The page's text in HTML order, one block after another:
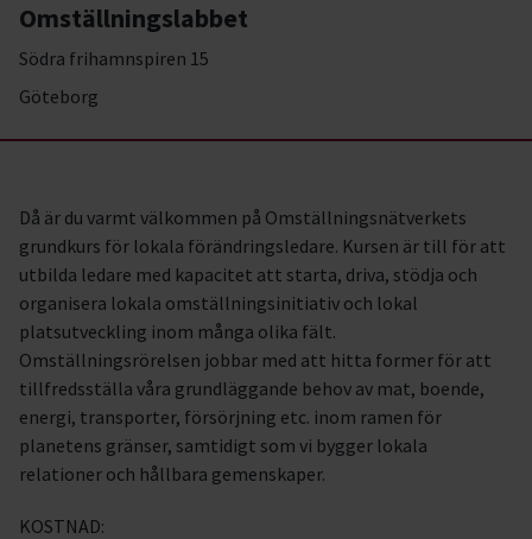
Omställningslabbet
Södra frihamnspiren 15
Göteborg
Då är du varmt välkommen på Omställningsnätverkets
grundkurs för lokala förändringsledare. Kursen är till för att
utbilda ledare med kapacitet att starta, driva, stödja och
organisera lokala omställningsinitiativ och lokal
platsutveckling inom många olika fält.
Omställningsrörelsen jobbar med att hitta former för att
tillfredsställa våra grundläggande behov av mat, boende,
energi, transporter, försörjning etc. inom ramen för
planetens gränser, samtidigt som vi bygger lokala
relationer och hållbara gemenskaper.
KOSTNAD: